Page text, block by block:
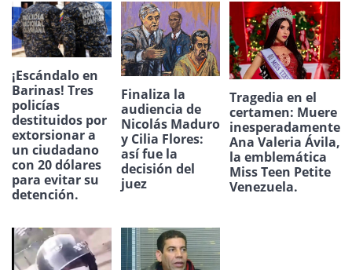
¡Escándalo en
Barinas! Tres
policías
destituidos por
extorsionar a
un ciudadano
con 20 dólares
para evitar su
detención.
Finaliza la
audiencia de
Nicolás Maduro
y Cilia Flores:
así fue la
decisión del
juez
Tragedia en el
certamen: Muere
inesperadamente
Ana Valeria Ávila,
la emblemática
Miss Teen Petite
Venezuela.